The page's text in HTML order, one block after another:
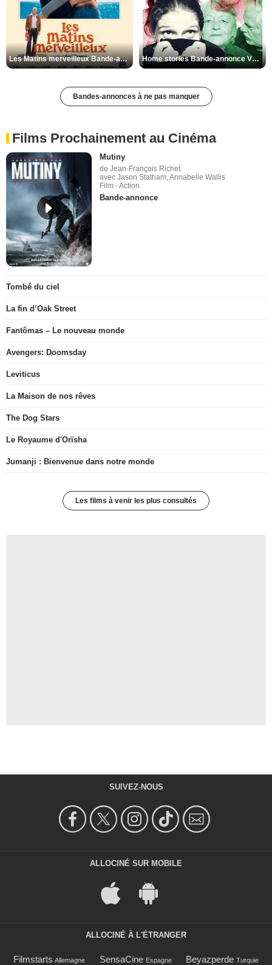
Les Matins merveilleux Bande-annonce VF Home stories Bande-annonce VO STFR
Bandes-annonces à ne pas manquer
Films Prochainement au Cinéma
Mutiny
de Jean-François Richet
avec Jason Statham, Annabelle Wallis
Film - Action
Bande-annonce
Tombé du ciel
La fin d’Oak Street
Fantômas – Le nouveau monde
Avengers: Doomsday
Leviticus
La Maison de nos rêves
The Dog Stars
Le Royaume d'Orïsha
Jumanji : Bienvenue dans notre monde
Les films à venir les plus consultés
SUIVEZ-NOUS
ALLOCINÉ SUR MOBILE
ALLOCINÉ À L'ÉTRANGER
Filmstarts Allemagne SensaCine Espagne Beyazperde Turquie